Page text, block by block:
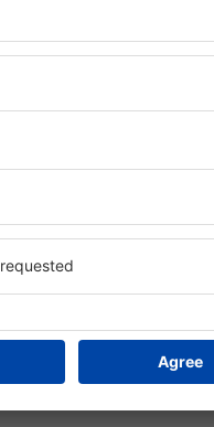
Ce fel de facilităţi
în Olomouc au
Cele mai frecvente
SPA, mini bar/seif în
zonă de joacă
despre cele
Unele proprietăți
acestea
costă o noapte